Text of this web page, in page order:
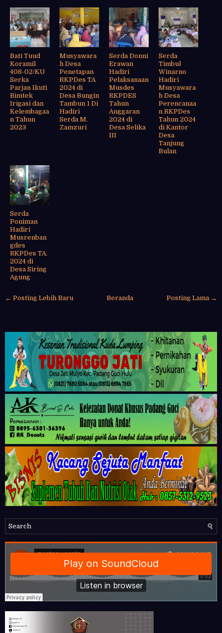
Bati Tuud
Koramil
408-02/KU
Serka
Parjan Ikuti
Bimtek
Irigasi dan
Kelembagaa
n Tahun
2023
Musyawara
h Desa
Penetapan
RKPDes TA
2024 di
Desa Bungin
Tambun 1 Di
Hadiri
Serda M.
Zamzuri
Serda Donni
Erawan
Hadiri
Pelaksanaan
Musdes
RKPDES
Tahun
Anggaran
2024 di
Desa Selika
III
Serda
Timbul
Winarno
Hadiri
Musyawara
h Desa
Perencanaa
n RKPDes
Tahun 2024
di Kantor
Desa
Tanjung
Bulan
Serda
Poniman
Hadiri
Musrenban
gdes
RKPDes TA.
2024 di
Desa Siring
Agung
← Posting Lebih Baru Posting Lama →
Beranda